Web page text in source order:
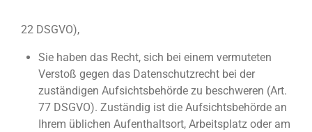
22 DSGVO),
Sie haben das Recht, sich bei einem vermuteten
Verstoß gegen das Datenschutzrecht bei der
zuständigen Aufsichtsbehörde zu beschweren (Art.
77 DSGVO). Zuständig ist die Aufsichtsbehörde an
Ihrem üblichen Aufenthaltsort, Arbeitsplatz oder am